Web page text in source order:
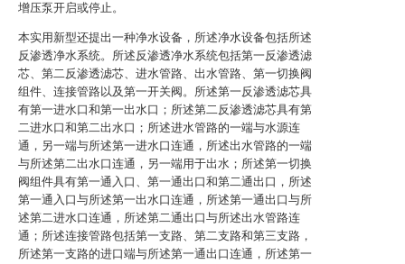
增压泵开启或停止。
本实用新型还提出一种净水设备，所述净水设备包括所述
反渗透净水系统。所述反渗透净水系统包括第一反渗透滤
芯、第二反渗透滤芯、进水管路、出水管路、第一切换阀
组件、连接管路以及第一开关阀。所述第一反渗透滤芯具
有第一进水口和第一出水口；所述第二反渗透滤芯具有第
二进水口和第二出水口；所述进水管路的一端与水源连
通，另一端与所述第一进水口连通，所述出水管路的一端
与所述第二出水口连通，另一端用于出水；所述第一切换
阀组件具有第一通入口、第一通出口和第二通出口，所述
第一通入口与所述第一出水口连通，所述第一通出口与所
述第二进水口连通，所述第二通出口与所述出水管路连
通；所述连接管路包括第一支路、第二支路和第三支路，
所述第一支路的进口端与所述第一通出口连通，所述第一